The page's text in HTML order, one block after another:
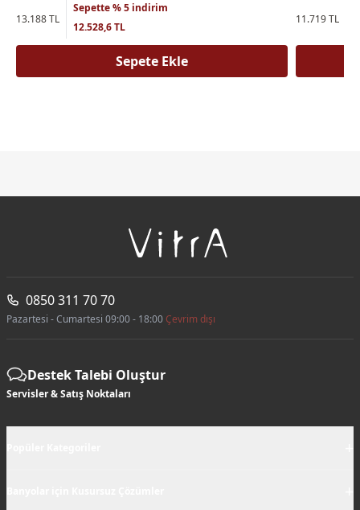
13.188 TL
Sepette % 5 indirim
12.528,6 TL
Sepete Ekle
11.719 TL
0850 311 70 70
Pazartesi - Cumartesi 09:00 - 18:00Çevrim dışı
Destek Talebi Oluştur
Servisler & Satış Noktaları